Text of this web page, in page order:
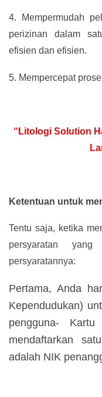
4.
Mempermudah
perizinan dalam
efisien dan efisien.
5. Mempercepat
“Litologi Solution
Ketentuan untuk
Tentu saja, ketika
persyaratan
persyaratannya:
Pertama, Anda
Kependudukan)
pengguna-
mendaftarkan
adalah NIK